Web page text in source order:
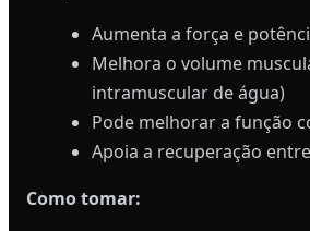
Aumenta a força e
Melhora o volume
intramuscular de água)
Pode melhorar a função
Apoia a recuperação
Como tomar: